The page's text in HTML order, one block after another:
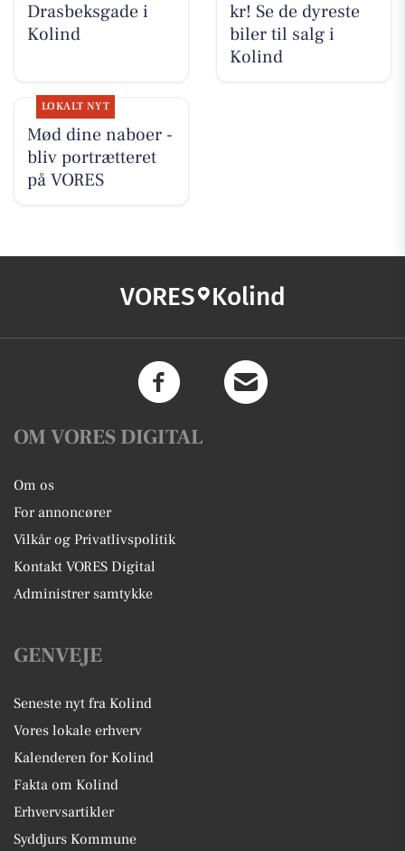
Drasbeksgade i
Kolind
kr! Se de dyreste
biler til salg i
Kolind
LOKALT NYT
Mød dine naboer -
bliv portrætteret
på VORES
VORES Kolind
OM VORES DIGITAL
Om os
For annoncører
Vilkår og Privatlivspolitik
Kontakt VORES Digital
Administrer samtykke
GENVEJE
Seneste nyt fra Kolind
Vores lokale erhverv
Kalenderen for Kolind
Fakta om Kolind
Erhvervsartikler
Syddjurs Kommune